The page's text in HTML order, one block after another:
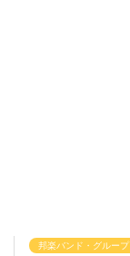
邦楽バンド・グループ